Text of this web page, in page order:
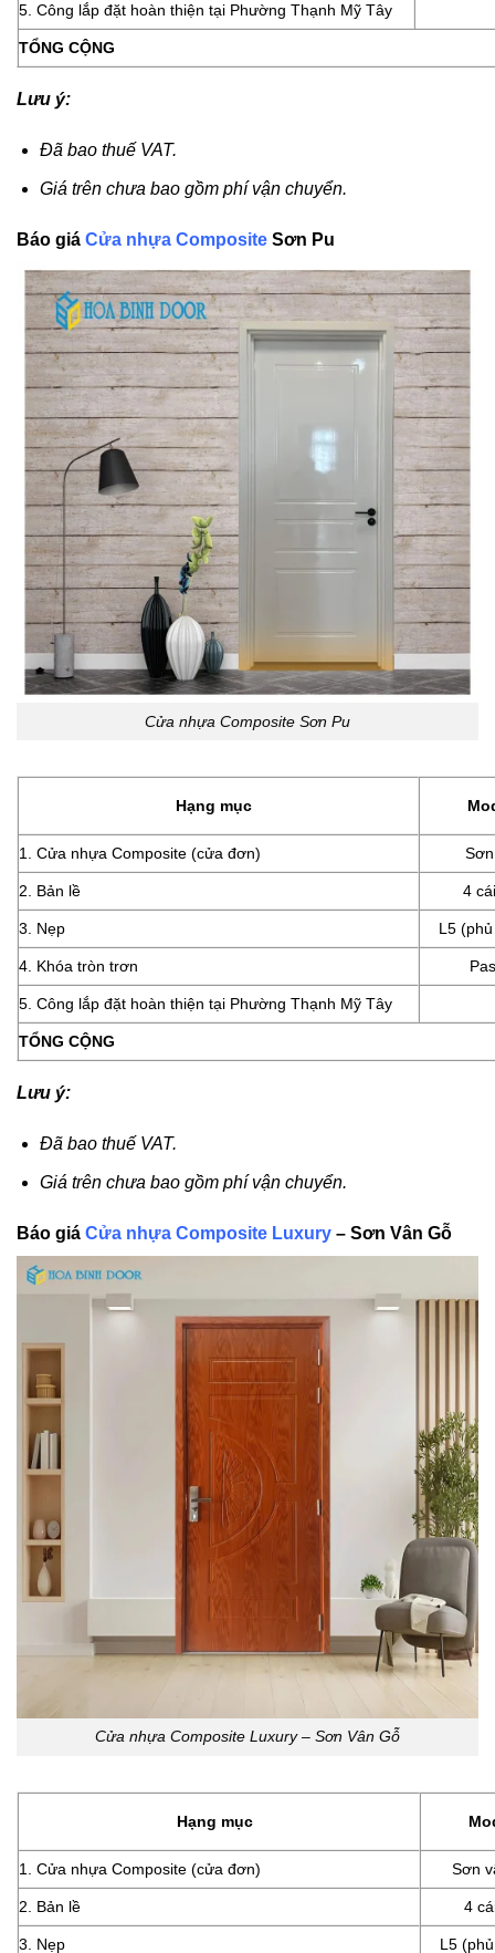
5. Công lắp đặt hoàn thiện tại Phường Thạnh Mỹ Tây
TỔNG CỘNG
Lưu ý:
Đã bao thuế VAT.
Giá trên chưa bao gồm phí vận chuyển.
Báo giá Cửa nhựa Composite Sơn Pu
Cửa nhựa Composite Sơn Pu
Hạng mục
1. Cửa nhựa Composite (cửa đơn)
2. Bản lề 4
3. Nẹp L5
4. Khóa tròn trơn
5. Công lắp đặt hoàn thiện tại Phường Thạnh Mỹ Tây
TỔNG CỘNG
Lưu ý:
Đã bao thuế VAT.
Giá trên chưa bao gồm phí vận chuyển.
Báo giá Cửa nhựa Composite Luxury – Sơn Vân Gỗ
Cửa nhựa Composite Luxury – Sơn Vân Gỗ
Hạng mục
1. Cửa nhựa Composite (cửa đơn) Sơn
2. Bản lề 4
3. Nẹp L5